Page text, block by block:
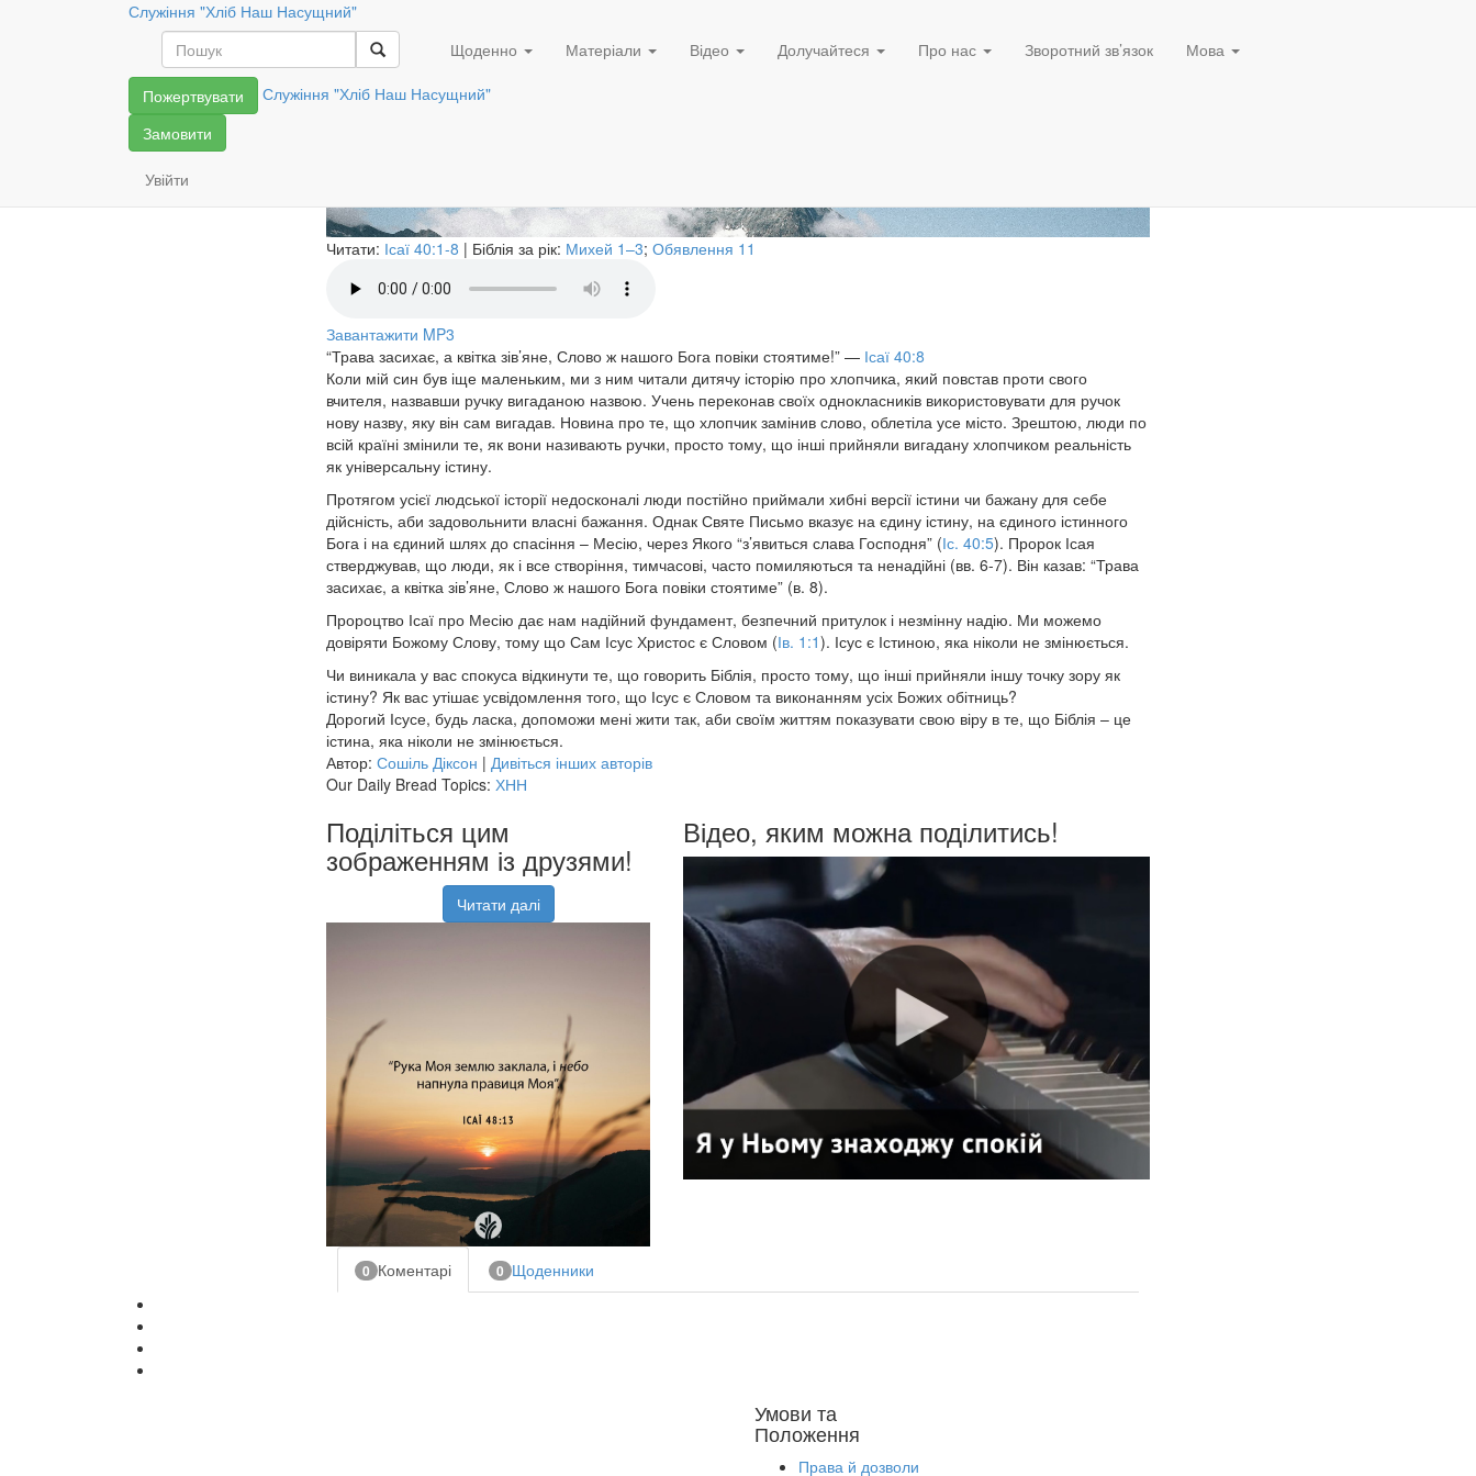
Служіння "Хліб Наш Насущний"
Щоденно
Матеріали Відео Долучайтеся Про нас Зворотний зв’язок Мова
Пожертвувати
Служіння "Хліб Наш Насущний"
Замовити
Увійти
Істина ніколи не змінюється
Читати: Ісаї 40:1-8 | Біблія за рік: Михей 1–3; Обявлення 11
Завантажити MP3
“Трава засихає, а квітка зів’яне, Слово ж нашого Бога повіки стоятиме!” — Ісаї 40:8
Коли мій син був іще маленьким, ми з ним читали дитячу історію про хлопчика, який повстав проти свого
вчителя, назвавши ручку вигаданою назвою. Учень переконав своїх однокласників використовувати для ручок
нову назву, яку він сам вигадав. Новина про те, що хлопчик замінив слово, облетіла усе місто. Зрештою, люди по
всій країні змінили те, як вони називають ручки, просто тому, що інші прийняли вигадану хлопчиком реальність
як універсальну істину.
Протягом усієї людської історії недосконалі люди постійно приймали хибні версії істини чи бажану для себе
дійсність, аби задовольнити власні бажання. Однак Святе Письмо вказує на єдину істину, на єдиного істинного
Бога і на єдиний шлях до спасіння – Месію, через Якого “з’явиться слава Господня” (Іс. 40:5). Пророк Ісая
стверджував, що люди, як і все створіння, тимчасові, часто помиляються та ненадійні (вв. 6-7). Він казав: “Трава
засихає, а квітка зів’яне, Слово ж нашого Бога повіки стоятиме” (в. 8).
Пророцтво Ісаї про Месію дає нам надійний фундамент, безпечний притулок і незмінну надію. Ми можемо
довіряти Божому Слову, тому що Сам Ісус Христос є Словом (Ів. 1:1). Ісус є Істиною, яка ніколи не змінюється.
Чи виникала у вас спокуса відкинути те, що говорить Біблія, просто тому, що інші прийняли іншу точку зору як
істину? Як вас утішає усвідомлення того, що Ісус є Словом та виконанням усіх Божих обітниць?
Дорогий Ісусе, будь ласка, допоможи мені жити так, аби своїм життям показувати свою віру в те, що Біблія – це
істина, яка ніколи не змінюється.
Автор: Сошіль Діксон | Дивіться інших авторів
Our Daily Bread Topics: ХНН
Поділіться цим
зображенням із друзями!
Читати далі
Відео, яким можна поділитись!
0 Коментарі 0 Щоденники
Умови та
Положення
Права й дозволи